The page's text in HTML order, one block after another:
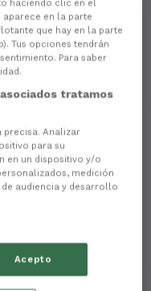
PARTIDOS JUGADOS
haciendo clic en el
aparece en la parte
que hay en la parte
Tus opciones tendrán
Para saber
tratamos
Analizar
para su
en un dispositivo y/o
medición
audiencia y desarrollo
Acepto